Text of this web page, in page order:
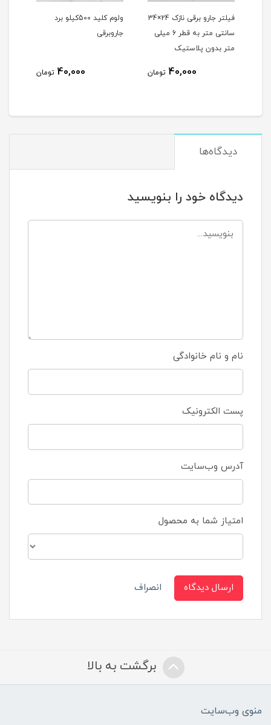
فیلتر جارو برقی نازک 24×34
سانتی متر به قطر 6 میلی
متر بدون پلاستیک
40,000 تومان
ولوم کلید 500کیلو برد
جاروبرقی
40,000 تومان
دیدگاه‌ها
دیدگاه خود را بنویسید
نام و نام خانوادگی
پست الکترونیک
آدرس وب‌سایت
امتیاز شما به محصول
ارسال دیدگاه انصراف
برگشت به بالا
منوی وب‌سایت